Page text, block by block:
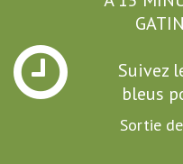
Suivez
bleus
Sortie